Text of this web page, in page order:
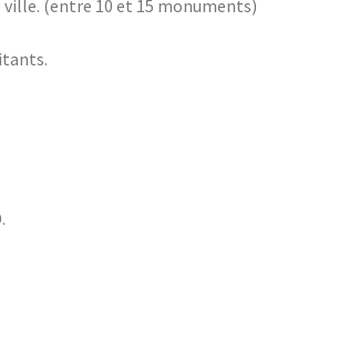
(entre 10 et 15 monuments)